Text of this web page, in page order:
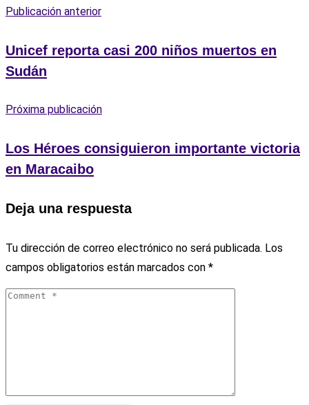
Publicación anterior
Unicef reporta casi 200 niños muertos en
Sudán
Próxima publicación
Los Héroes consiguieron importante victoria
en Maracaibo
Deja una respuesta
Tu dirección de correo electrónico no será publicada. Los
campos obligatorios están marcados con *